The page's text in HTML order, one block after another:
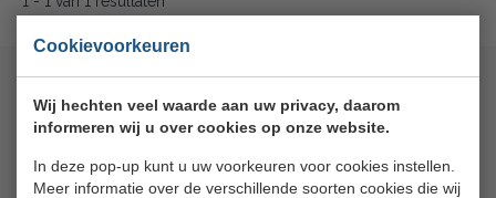
Cookievoorkeuren
Wij hechten veel waarde aan uw privacy, daarom
informeren wij u over cookies op onze website.
In deze pop-up kunt u uw voorkeuren voor cookies instellen.
Meer informatie over de verschillende soorten cookies die wij